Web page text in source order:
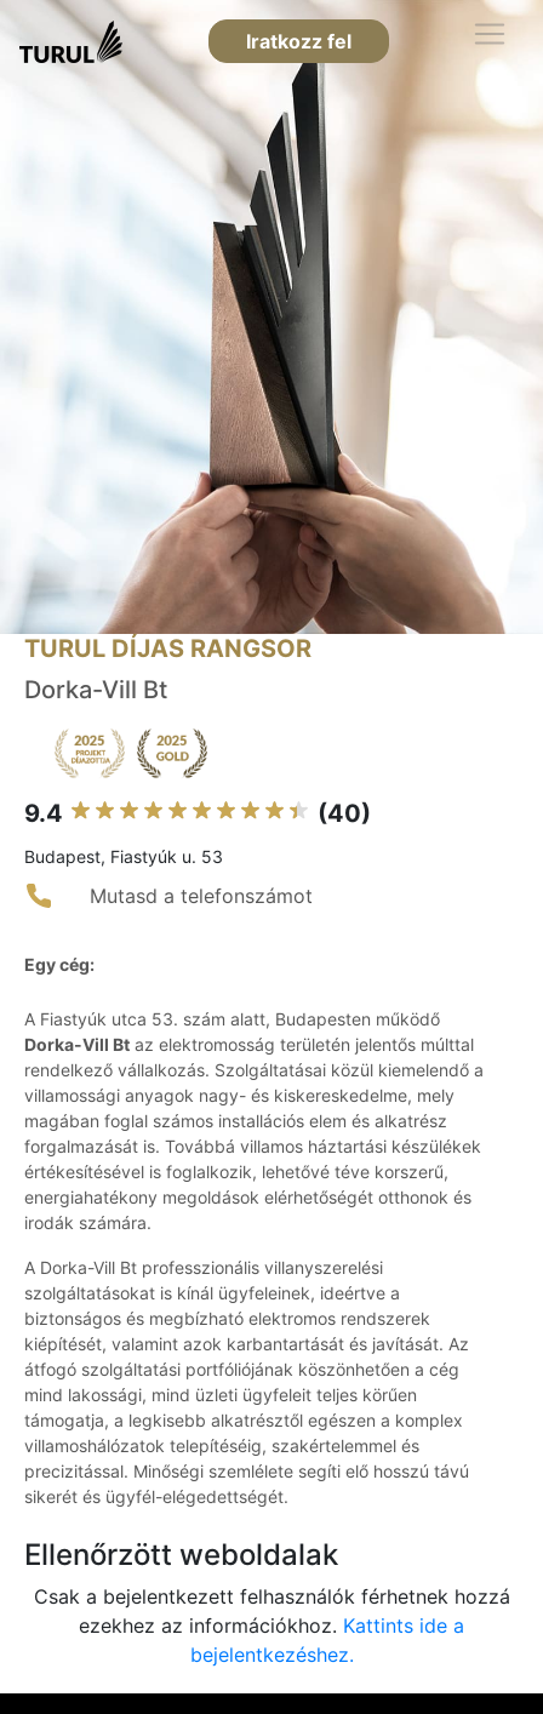
Iratkozz fel
TURUL DÍJAS RANGSOR
Dorka-Vill Bt
9.4 (40)
Budapest, Fiastyúk u. 53
Mutasd a telefonszámot
Egy cég:
A Fiastyúk utca 53. szám alatt, Budapesten működő
Dorka-Vill Bt az elektromosság területén jelentős múlttal
rendelkező vállalkozás. Szolgáltatásai közül kiemelendő a
villamossági anyagok nagy- és kiskereskedelme, mely
magában foglal számos installációs elem és alkatrész
forgalmazását is. Továbbá villamos háztartási készülékek
értékesítésével is foglalkozik, lehetővé téve korszerű,
energiahatékony megoldások elérhetőségét otthonok és
irodák számára.
A Dorka-Vill Bt professzionális villanyszerelési
szolgáltatásokat is kínál ügyfeleinek, ideértve a
biztonságos és megbízható elektromos rendszerek
kiépítését, valamint azok karbantartását és javítását. Az
átfogó szolgáltatási portfóliójának köszönhetően a cég
mind lakossági, mind üzleti ügyfeleit teljes körűen
támogatja, a legkisebb alkatrésztől egészen a komplex
villamoshálózatok telepítéséig, szakértelemmel és
precizitással. Minőségi szemlélete segíti elő hosszú távú
sikerét és ügyfél-elégedettségét.
Ellenőrzött weboldalak
Csak a bejelentkezett felhasználók férhetnek hozzá
ezekhez az információkhoz. Kattints ide a
bejelentkezéshez.